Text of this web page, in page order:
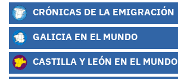
CRÓNICAS DE LA EMIGRACIÓN
GALICIA EN EL MUNDO
CASTILLA Y LEÓN EN EL MUNDO